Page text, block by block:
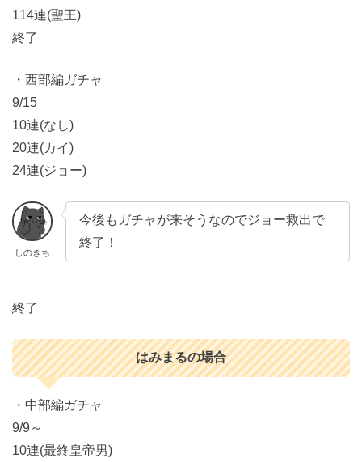
114連(聖王)
終了
・西部編ガチャ
9/15
10連(なし)
20連(カイ)
24連(ジョー)
しのきち
今後もガチャが来そうなのでジョー救出で
終了！
終了
はみまるの場合
・中部編ガチャ
9/9～
10連(最終皇帝男)